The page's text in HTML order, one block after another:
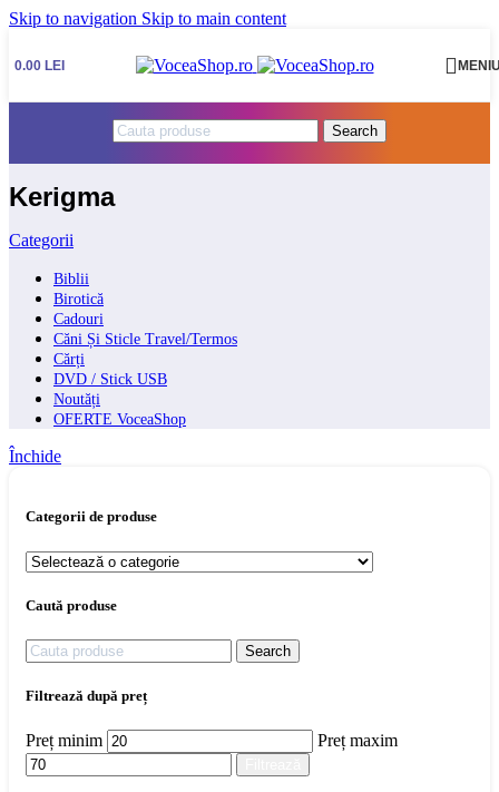
Skip to navigation Skip to main content
0.00 LEI
Search
Kerigma
Categorii
Biblii
Birotică
Cadouri
Căni Și Sticle Travel/Termos
Cărți
DVD / Stick USB
Noutăți
OFERTE VoceaShop
Închide
Categorii de produse
Caută produse
Search
Filtrează după preț
Preț minim Preț maxim